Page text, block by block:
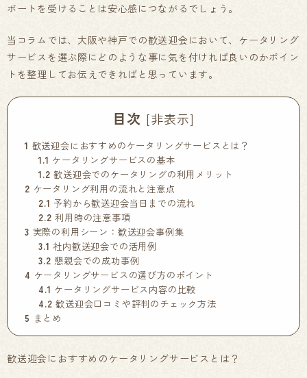
ポートを受けることは安心感につながるでしょう。
当コラムでは、大阪や神戸での歓送迎会において、ケータリング
サービスを選ぶ際にどのような事に気を付ければ良いのかポイン
トを整理してお伝えできればと思っています。
目次 [非表示]
1 歓送迎会におすすめのケータリングサービスとは？
1.1 ケータリングサービスの基本
1.2 歓送迎会でのケータリングの利用メリット
2 ケータリング利用の流れと注意点
2.1 予約から歓送迎会当日までの流れ
2.2 利用時の注意事項
3 実際の利用シーン：歓送迎会事例集
3.1 社内歓送迎会での活用例
3.2 懇親会での成功事例
4 ケータリングサービスの選び方のポイント
4.1 ケータリングサービス内容の比較
4.2 歓送迎会口コミや評判のチェック方法
5 まとめ
歓送迎会におすすめのケータリングサービスとは？